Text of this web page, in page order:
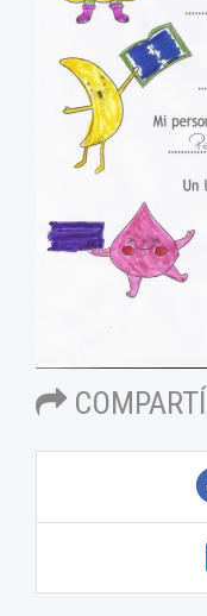
COMPARTÍ